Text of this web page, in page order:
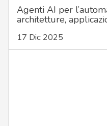
Agenti AI per
architetture,
17 Dic 2025